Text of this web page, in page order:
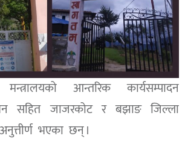
आन्तरिक कार्यसम्पादन
सहित जाजरकोट र बझाङ जिल्ला
भएका छन् ।